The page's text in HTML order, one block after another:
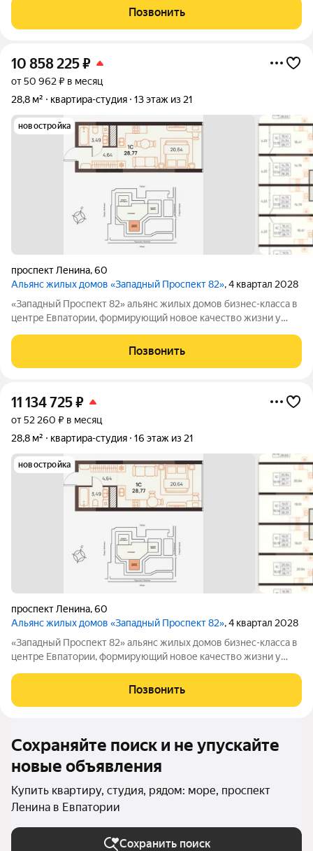
городской среды и курортного образа жизни: здесь можно
работать, развиваться и отдыхать,
Позвонить
10 858 225₽
от 50 962 ₽ в месяц
28,8 м²
квартира-студия 13 этаж из 21
новостройка
проспект Ленина,60
Альянс жилых домов «Западный Проспект 82», 4 квартал 2028
«Западный Проспект 82» альянс жилых домов бизнес-класса в
центре Евпатории, формирующий новое качество жизни у
городской среды и курортного образа жизни: здесь можно
работать, развиваться и отдыхать,
Позвонить
11 134 725₽
от 52 260 ₽ в месяц
28,8 м²
квартира-студия 16 этаж из 21
новостройка
проспект Ленина,60
Альянс жилых домов «Западный Проспект 82», 4 квартал 2028
«Западный Проспект 82» альянс жилых домов бизнес-класса в
центре Евпатории, формирующий новое качество жизни у
городской среды и курортного образа жизни: здесь можно
работать, развиваться и отдыхать,
Позвонить
Сохраняйте поиск и не упускайте
новые объявления
Купить квартиру, студия, рядом: море, проспект
Ленина в Евпатории
Сохранить поиск